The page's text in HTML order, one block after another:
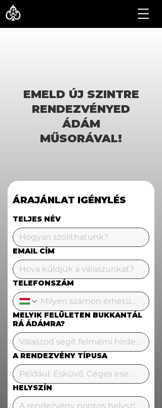
EMELD ÚJ SZINTRE
RENDEZVÉNYED
ÁDÁM
MŰSORÁVAL!
ÁRAJÁNLAT IGÉNYLÉS
TELJES NÉV
EMAIL CÍM
TELEFONSZÁM
MELYIK FELÜLETEN BUKKANTÁL
RÁ ÁDÁMRA?
A RENDEZVÉNY TÍPUSA
HELYSZÍN